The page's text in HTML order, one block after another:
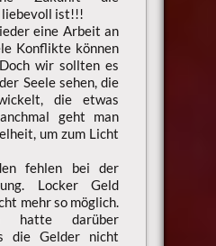
liebevoll ist!!!
eine Arbeit an
Konflikte können
wir sollten es
Seele sehen, die
die etwas
geht man
um zum Licht
fehlen bei der
Locker Geld
mehr so möglich.
hatte darüber
die Gelder nicht